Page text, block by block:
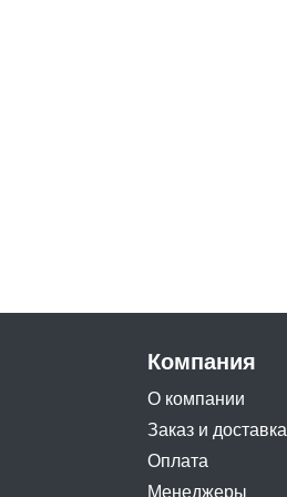
Компания
О компании
Заказ и доставка
Оплата
Менеджеры